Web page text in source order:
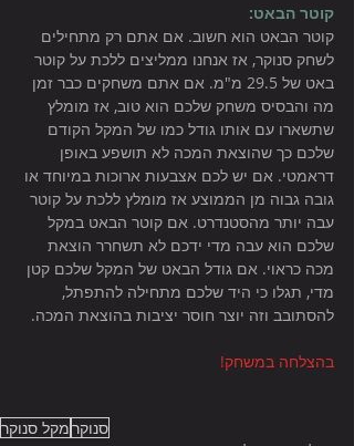
קוטר הבאט:
קוטר הבאט הוא חשוב. אם אתם רק מתחילים
לשחק סנוקר, אז אנחנו ממליצים ללכת על קוטר
באט של 29.5 מ"מ. אם אתם משחקים כבר זמן
מה והבסיס משחק שלכם הוא טוב, אז מומלץ
שתשארו עם אותו גודל כמו של המקל הקודם
שלכם כך שהוצאת המכה לא תושפע באופן
דראמטי. אם יש לכם אצבעות ארוכות במיוחד או
גובה גבוה מן הממוצע אז מומלץ ללכת על קוטר
עבה יותר מהסטנדרט. אם קוטר הבאט במקל
שלכם הוא עבה מדי ידכם לא תשחרר הוצאת
מכה כראוי. אם גודל הבאט של המקל שלכם קטן
מדי, תגלו כי היד שלכם מתחילה להתפתל,
להסתובב וזה יוצר חוסר יציבות בהוצאת המכה.
בהצלחה במשחק!
סנוקרמקל סנוקר